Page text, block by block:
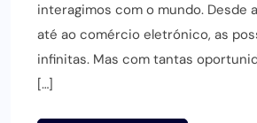
interagimos com o mundo. Desde
até ao comércio eletrónico, as
infinitas. Mas com tantas
[…]